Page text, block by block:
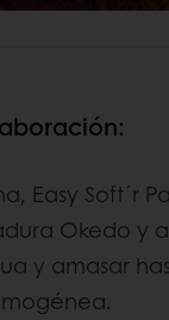
Easy Soft´r
Okedo y
y amasar